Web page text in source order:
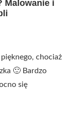
Malowanie i
chociaż
🙂 Bardzo
się